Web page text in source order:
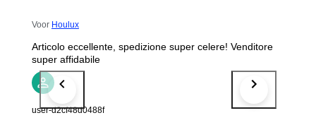
Voor Houlux
Articolo eccellente, spedizione super celere! Venditore
super affidabile
user-d2cf48d0488f